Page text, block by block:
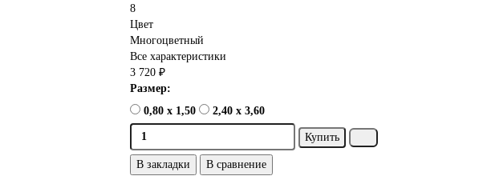
8
Цвет
Многоцветный
Все характеристики
3 720 ₽
Размер:
0,80 x 1,50
2,40 x 3,60
Купить
В закладки В сравнение